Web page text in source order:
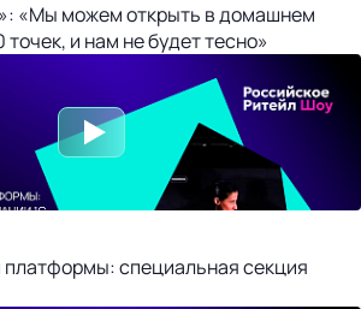
«Мы можем открыть в домашнем
и нам не будет тесно»
специальная секция